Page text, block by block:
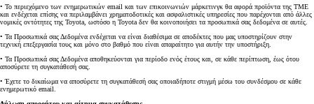
• Το περιεχόμενο των ενημερωτικών email και των επικοινωνιών μάρκετινγκ θα αφορά προϊόντα της TME
και ενδέχεται επίσης να περιλαμβάνει χρηματοδοτικές και ασφαλιστικές υπηρεσίες που παρέχονται από άλλες
νομικές οντότητες της Toyota, ωστόσο η Toyota δεν θα κοινοποιήσει τα προσωπικά σας δεδομένα σε αυτές.
• Τα Προσωπικά σας Δεδομένα ενδέχεται να είναι διαθέσιμα σε αποδέκτες που μας υποστηρίζουν στην
τεχνική επεξεργασία τους και μόνο στο βαθμό που είναι απαραίτητο για αυτήν την υποστήριξη.
• Τα Προσωπικά σας Δεδομένα αποθηκεύονται για περίοδο ενός έτους και, σε κάθε περίπτωση, έως ότου
αποσύρετε τη συγκατάθεσή σας.
• Έχετε το δικαίωμα να αποσύρετε τη συγκατάθεσή σας οποιαδήποτε στιγμή μέσω του συνδέσμου σε κάθε
ενημερωτικό email.